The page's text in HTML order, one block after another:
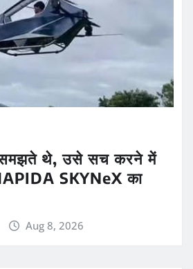
समझते थे, उसे सच करने में
SKYNeX का
Aug 8, 2026